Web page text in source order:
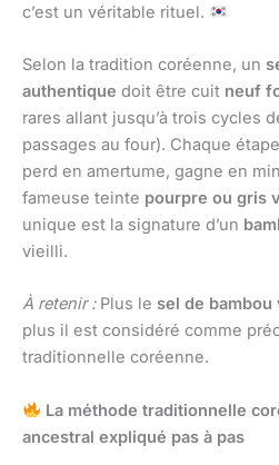
c’est un véritable rituel.
Selon la tradition coréenne, un
authentique doit être cuit neuf
rares allant jusqu’à trois cycles
passages au four). Chaque
perd en amertume, gagne en
fameuse teinte pourpre ou gris
unique est la signature d’un
vieilli.
À retenir :Plus le sel de bambou
plus il est considéré comme
traditionnelle coréenne.
La méthode traditionnelle
ancestral expliqué pas à pas